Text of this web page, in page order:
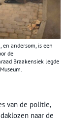
andersom, is een
de
Braakensiek legde
van de politie,
naar de